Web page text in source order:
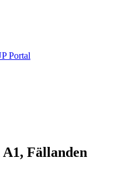
Fällanden